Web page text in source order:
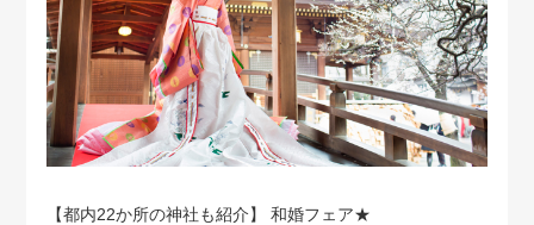
【都内22か所の神社も紹介】 和婚フェア★